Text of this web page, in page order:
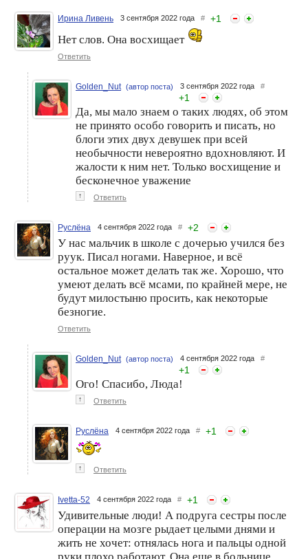
Ирина Ливень 3 сентября 2022 года # +1
Нет слов. Она восхищает
Ответить
Golden_Nut (автор поста) 3 сентября 2022 года #
+1
Да, мы мало знаем о таких людях, об этом
не принято особо говорить и писать, но
блоги этих двух девушек при всей
необычности невероятно вдохновляют. И
жалости к ним нет. Только восхищение и
бесконечное уважение
↑ Ответить
Руслёна 4 сентября 2022 года # +2
У нас мальчик в школе с дочерью учился без
руук. Писал ногами. Наверное, и всё
остальное может делать так же. Хорошо, что
умеют делать всё мсами, по крайней мере, не
будут милостыню просить, как некоторые
безногие.
Ответить
Golden_Nut (автор поста) 4 сентября 2022 года #
+1
Ого! Спасибо, Люда!
↑ Ответить
Руслёна 4 сентября 2022 года # +1
↑ Ответить
Ivetta-52 4 сентября 2022 года # +1
Удивительные люди! А подруга сестры после
операции на мозге рыдает целыми днями и
жить не хочет: отнялась нога и пальцы одной